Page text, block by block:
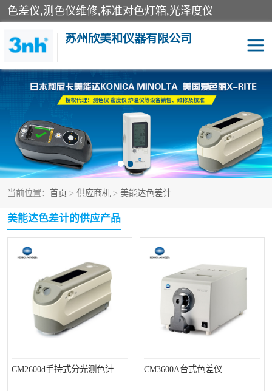
色差仪,测色仪维修,标准对色灯箱,光泽度仪
苏州欣美和仪器有限公司
当前位置： 首页 > 供应商机 > 美能达色差计
美能达色差计的供应产品
CM2600d手持式分光测色计 CM3600A台式色差仪
3nh色差仪 色差宝
分光色差仪 DOHO色差仪
美能达色差计 爱色丽测色仪
3nh分光测色仪 非接触式在线测色仪
光泽度仪
雾度透过率仪 TILO对色灯箱
印刷密度仪 图像测试卡
色差仪维修 美能达色差仪维修
行业色差仪 区域测色仪